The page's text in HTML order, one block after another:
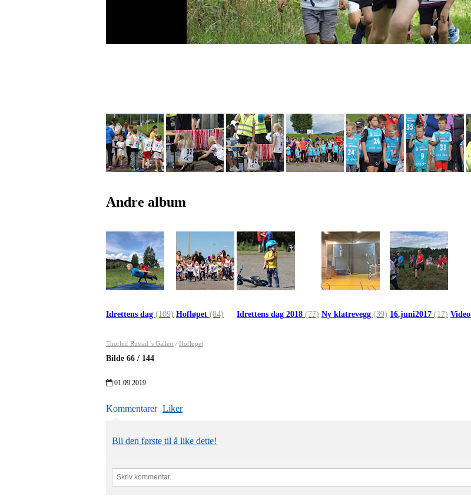
Andre album
Idrettens dag (109) Hofløpet (84) Idrettens dag 2018 (77) Ny klatrevegg (39) 16.juni2017 (17) Video
Thorleif Rustad 's Galleri / Hofløpet
Bilde 66 / 144
01.09.2019
Kommentarer Liker
Bli den første til å like dette!